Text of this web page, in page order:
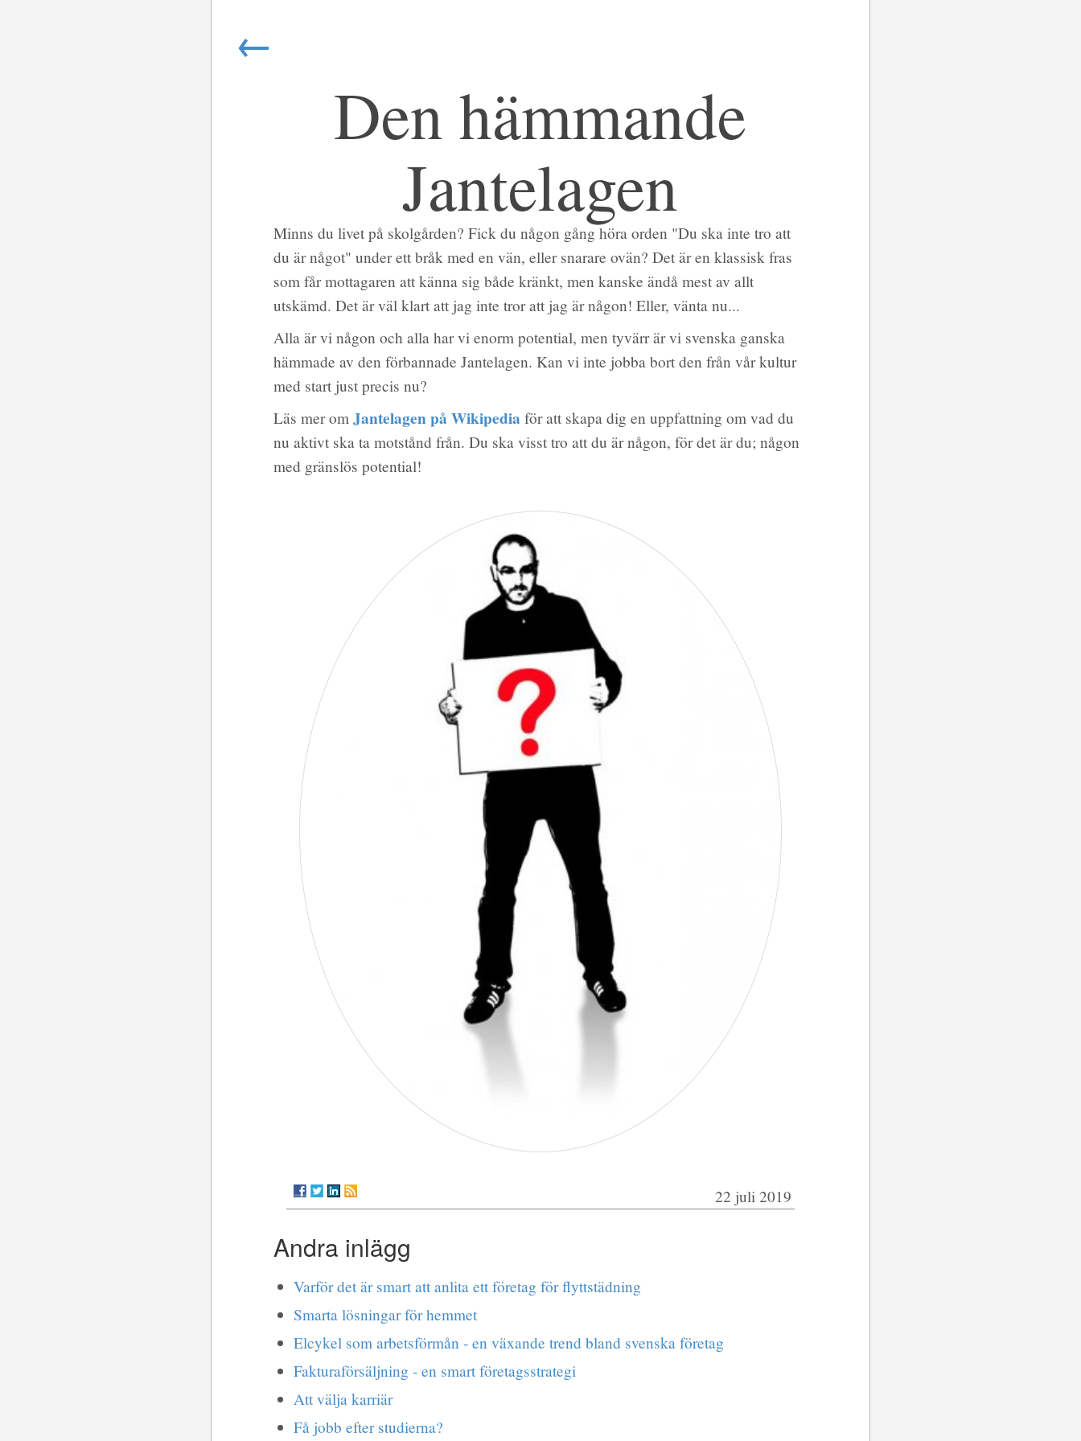
←
Den hämmande
Jantelagen
Minns du livet på skolgården? Fick du någon gång höra orden "Du ska inte tro att
du är något" under ett bråk med en vän, eller snarare ovän? Det är en klassisk fras
som får mottagaren att känna sig både kränkt, men kanske ändå mest av allt
utskämd. Det är väl klart att jag inte tror att jag är någon! Eller, vänta nu...
Alla är vi någon och alla har vi enorm potential, men tyvärr är vi svenska ganska
hämmade av den förbannade Jantelagen. Kan vi inte jobba bort den från vår kultur
med start just precis nu?
Läs mer om Jantelagen på Wikipediaför att skapa dig en uppfattning om vad du
nu aktivt ska ta motstånd från. Du ska visst tro att du är någon, för det är du; någon
med gränslös potential!
22 juli 2019
Andra inlägg
Varför det är smart att anlita ett företag för flyttstädning
Smarta lösningar för hemmet
Elcykel som arbetsförmån - en växande trend bland svenska företag
Fakturaförsäljning - en smart företagsstrategi
Att välja karriär
Få jobb efter studierna?